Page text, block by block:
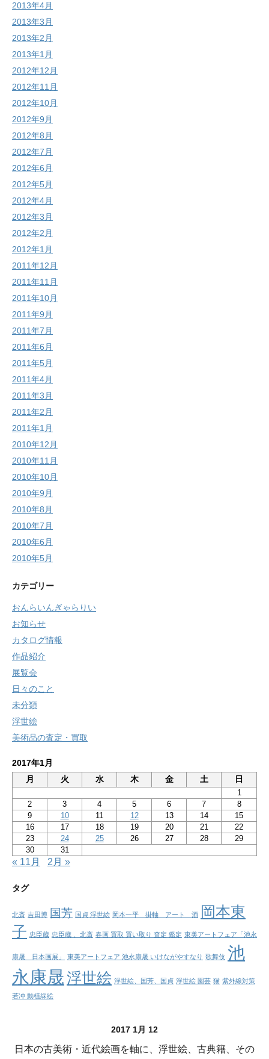
2013年4月
2013年3月
2013年2月
2013年1月
2012年12月
2012年11月
2012年10月
2012年9月
2012年8月
2012年7月
2012年6月
2012年5月
2012年4月
2012年3月
2012年2月
2012年1月
2011年12月
2011年11月
2011年10月
2011年9月
2011年7月
2011年6月
2011年5月
2011年4月
2011年3月
2011年2月
2011年1月
2010年12月
2010年11月
2010年10月
2010年9月
2010年8月
2010年7月
2010年6月
2010年5月
カテゴリー
おんらいんぎゃらりい
お知らせ
カタログ情報
作品紹介
展覧会
日々のこと
未分類
浮世絵
美術品の査定・買取
2017年1月
月
火 水 木 金 土 日
1
2
3 4 5 6 7
8
9
10 11 12 13 14
15
16
17 18 19 20 21
22
23
24 25 26 27 28
29
30
31
« 11月 2月 »
タグ
北斎 吉田博 国芳 国貞 浮世絵 岡本一平 掛軸 アート 酒
岡本東
子 忠臣蔵 忠臣蔵 、北斎 春画 買取 買い取り 査定 鑑定 東美アートフェア「池永
康晟 日本画展」 東美アートフェア 池永康晟 いけながやすなり 歌舞伎 池
永康晟浮世絵 浮世絵、国芳、国貞 浮世絵 園芸 猫 紫外線対策
若冲 動植綵絵
2017 1月 12
日本の古美術・近代絵画を軸に、浮世絵、古典籍、その